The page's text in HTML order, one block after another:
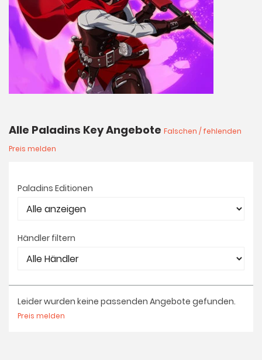
Alle Paladins Key Angebote Falschen / fehlenden
Preis melden
Paladins Editionen
Händler filtern
Leider wurden keine passenden Angebote gefunden.
Preis melden